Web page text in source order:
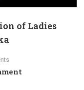
of Ladies